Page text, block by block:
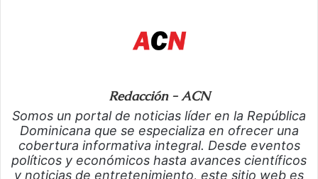
Redacción - ACN
Somos un portal de noticias líder en la República
Dominicana que se especializa en ofrecer una
cobertura informativa integral. Desde eventos
políticos y económicos hasta avances científicos
y noticias de entretenimiento, este sitio web es